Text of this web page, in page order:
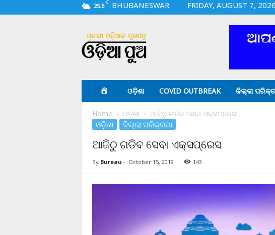
25.6 C BHUBANESWAR
FRIDAY, AUGUST 7, 2026
i
a
ଓଡ଼ିଶା COVID OUTBREAK ଜିଲ୍ଲା
Home ଓଡ଼ିଶା ଆଜିଠୁ ଗଡିବ ସେବା ଏକ୍ସପ୍ରେସ
ଓଡ଼ିଶା ଜିଲ୍ଲା ପରିକ୍ରମା
ଆଜିଠୁ ଗଡିବ ସେବା ଏକ୍ସପ୍ରେସ
By Bureau - October 15, 2019 143